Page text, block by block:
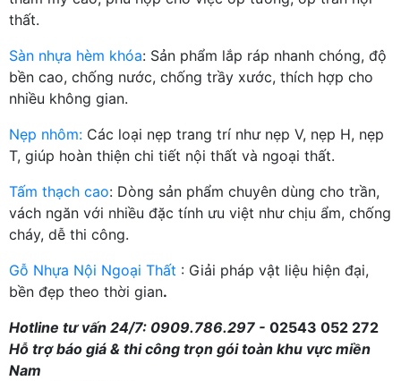
thất.
Sàn nhựa hèm khóa: Sản phẩm lắp ráp nhanh chóng, độ
bền cao, chống nước, chống trầy xước, thích hợp cho
nhiều không gian.
Nẹp nhôm: Các loại nẹp trang trí như nẹp V, nẹp H, nẹp
T, giúp hoàn thiện chi tiết nội thất và ngoại thất.
Tấm thạch cao: Dòng sản phẩm chuyên dùng cho trần,
vách ngăn với nhiều đặc tính ưu việt như chịu ẩm, chống
cháy, dễ thi công.
Gỗ Nhựa Nội Ngoại Thất : Giải pháp vật liệu hiện đại,
bền đẹp theo thời gian.
Hotline tư vấn 24/7: 0909.786.297 - 02543 052 272
Hỗ trợ báo giá & thi công trọn gói toàn khu vực miền
Nam